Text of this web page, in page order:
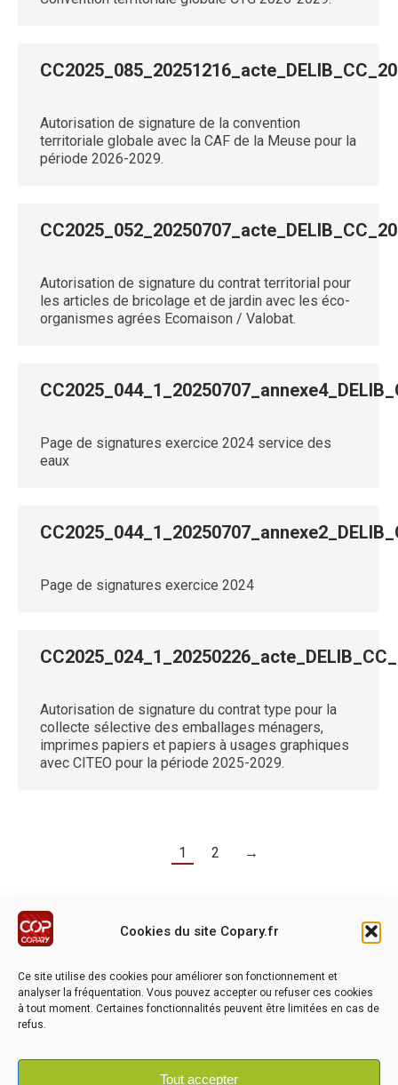
Cookies du site Copary.fr
Ce site utilise des cookies pour améliorer son fonctionnement et
analyser la fréquentation. Vous pouvez accepter ou refuser ces cookies
à tout moment. Certaines fonctionnalités peuvent être limitées en cas de
refus.
Tout accepter
Autorisation de signature de la convention
territoriale globale avec la CAF de la Meuse pour la
période 2026-2029.
Autorisation de signature du contrat territorial pour
les articles de bricolage et de jardin avec les éco-
organismes agrées Ecomaison / Valobat.
Page de signatures exercice 2024 service des
eaux
Page de signatures exercice 2024
Autorisation de signature du contrat type pour la
collecte sélective des emballages ménagers,
imprimes papiers et papiers à usages graphiques
avec CITEO pour la période 2025-2029.
1 2 →
Ce site a été réalisé avec le soutien financier de l'Union
Pays Barrois